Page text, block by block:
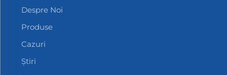
Despre Noi
Produse
Cazuri
Știri